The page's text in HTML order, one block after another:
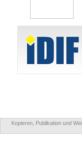
Kopieren, Publikation und